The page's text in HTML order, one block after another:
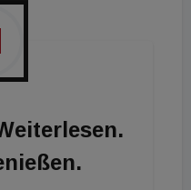
in Geld,
dunkle Wolken